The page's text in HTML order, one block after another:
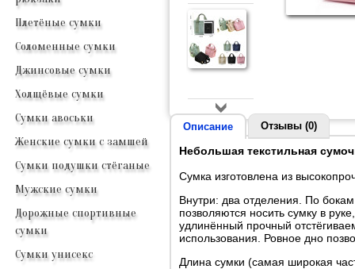
Плетёные сумки
Соломенные сумки
Джинсовые сумки
Холщёвые сумки
Сумки авоськи
Женские сумки с замшей
Сумки подушки стёганые
Мужские сумки
Дорожные спортивные
сумки
Сумки унисекс
Описание Отзывы (0)
Небольшая текстильная
Сумка изготовлена из
Внутри: два отделения. По
позволяются носить сумку в
удлинённый прочный
использования. Ровное дно
Длина сумки (самая широкая